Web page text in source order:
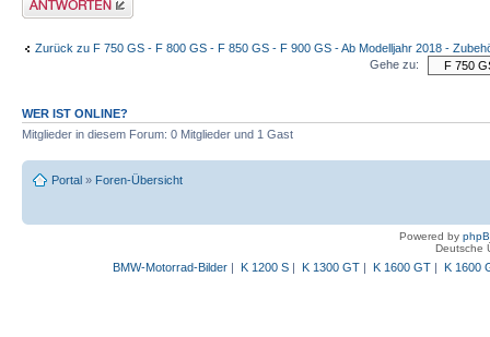
Zurück zu F 750 GS - F 800 GS - F 850 GS - F 900 GS - Ab Modelljahr 2018 -
Gehe zu:
WER IST ONLINE?
Mitglieder in diesem Forum: 0 Mitglieder und 1 Gast
Portal » Foren-Übersicht
Powered by
Deutsche
BMW-Motorrad-Bilder| K 1200 S| K 1300 GT| K 1600 GT| K 1600